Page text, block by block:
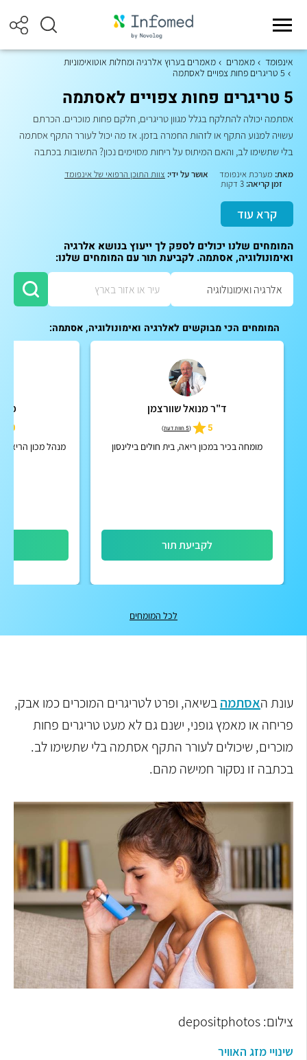
אינפומד מאמרים
מאמרים בערוץ אלרגיה ומחלות אוטואימוניות
5 טריגרים פחות צפויים לאסתמה
5 טריגרים פחות צפויים לאסתמה
אסתמה יכולה להתלקח בגלל מגוון טריגרים, חלקם פחות מוכרים. הכרתם
עשויה למנוע התקף או לזהות החמרה בזמן. אז מה יכול לעורר התקף אסתמה
בלי שתשימו לב, והאם המיתוס על ריחות מסוימים נכון? התשובות בכתבה
מאת: מערכת אינפומד אושר על ידי: צוות התוכן הרפואי של אינפומד
זמן קריאה:
קרא עוד
המומחים שלנו יכולים לספק לך ייעוץ בנושא אלרגיה
ואימונולוגיה, אסתמה. לקביעת תור עם המומחים שלנו:
המומחים הכי מבוקשים לאלרגיה ואימונולוגיה, אסתמה:
ד"ר מנואל שוורצמן
5
(5 חוות דעת )
מומחה בכיר במכון ריאה, בית חולים בילינסון
לקביעת תור
5.0
מנהל מכון
לכל המומחים
עונת האסתמהבשיאה, ופרט לטריגרים המוכרים כמו אבק,
פריחה או מאמץ גופני, ישנם גם לא מעט טריגרים פחות
מוכרים, שיכולים לעורר התקף אסתמה בלי שתשימו לב.
בכתבה זו נסקור חמישה מהם.
צילום: depositphotos
שינויי מזג האוויר